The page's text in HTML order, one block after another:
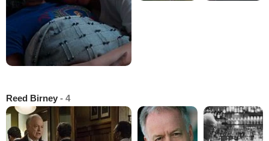
Reed Birney - 4